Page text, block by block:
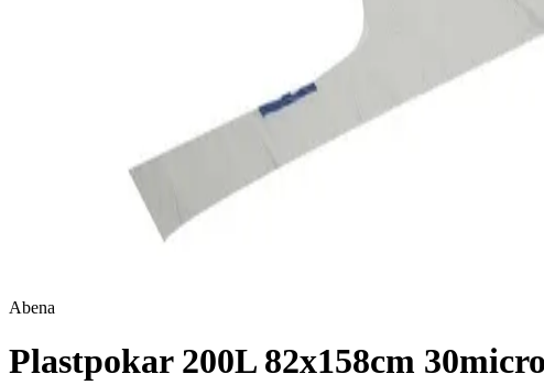
Abena
Plastpokar 200L 82x158cm